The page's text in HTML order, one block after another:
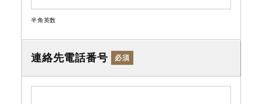
半角英数
連絡先電話番号 必須